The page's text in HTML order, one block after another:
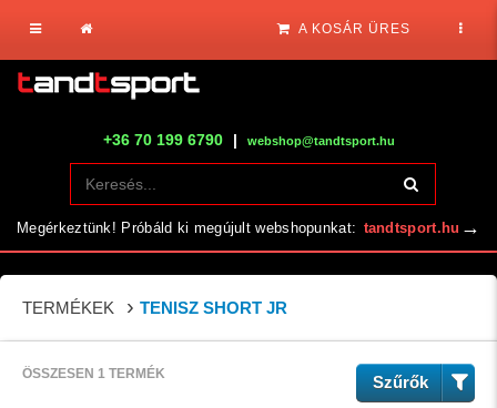
+36 70 199 6790 | webshop@tandtsport.hu
A KOSÁR ÜRES
Megérkeztünk! Próbáld ki megújult webshopunkat: tandtsport.hu →
TERMÉKEK TENISZ SHORT JR
Szűrők
ÖSSZESEN 1 TERMÉK